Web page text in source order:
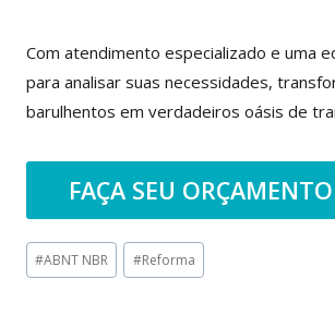
Com atendimento especializado e uma
para analisar suas necessidades,
barulhentos em verdadeiros oásis de
FAÇA SEU
Tags
do
#ABNT NBR #Reforma